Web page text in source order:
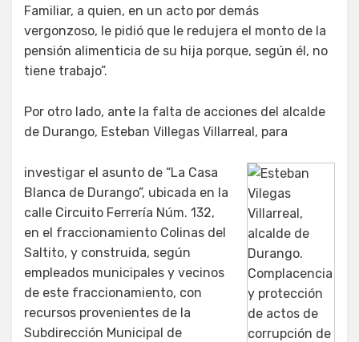
Familiar, a quien, en un acto por demás
vergonzoso, le pidió que le redujera el monto de la
pensión alimenticia de su hija porque, según él, no
tiene trabajo”.
Por otro lado, ante la falta de acciones del alcalde
de Durango, Esteban Villegas Villarreal, para
investigar el asunto de “La Casa
Blanca de Durango”, ubicada en la
calle Circuito Ferrería Núm. 132,
en el fraccionamiento Colinas del
Saltito, y construida, según
empleados municipales y vecinos
de este fraccionamiento, con
recursos provenientes de la
Subdirección Municipal de